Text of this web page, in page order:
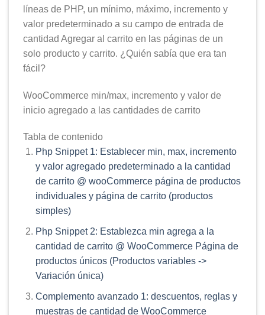
líneas de PHP, un mínimo, máximo, incremento y
valor predeterminado a su campo de entrada de
cantidad Agregar al carrito en las páginas de un
solo producto y carrito. ¿Quién sabía que era tan
fácil?
WooCommerce min/max, incremento y valor de
inicio agregado a las cantidades de carrito
Tabla de contenido
Php Snippet 1: Establecer min, max, incremento
y valor agregado predeterminado a la cantidad
de carrito @ wooCommerce página de productos
individuales y página de carrito (productos
simples)
Php Snippet 2: Establezca min agrega a la
cantidad de carrito @ WooCommerce Página de
productos únicos (Productos variables ->
Variación única)
Complemento avanzado 1: descuentos, reglas y
muestras de cantidad de WooCommerce